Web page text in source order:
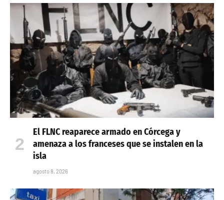
El FLNC reaparece armado en Córcega y
amenaza a los franceses que se instalen en la
isla
agosto 8, 2026